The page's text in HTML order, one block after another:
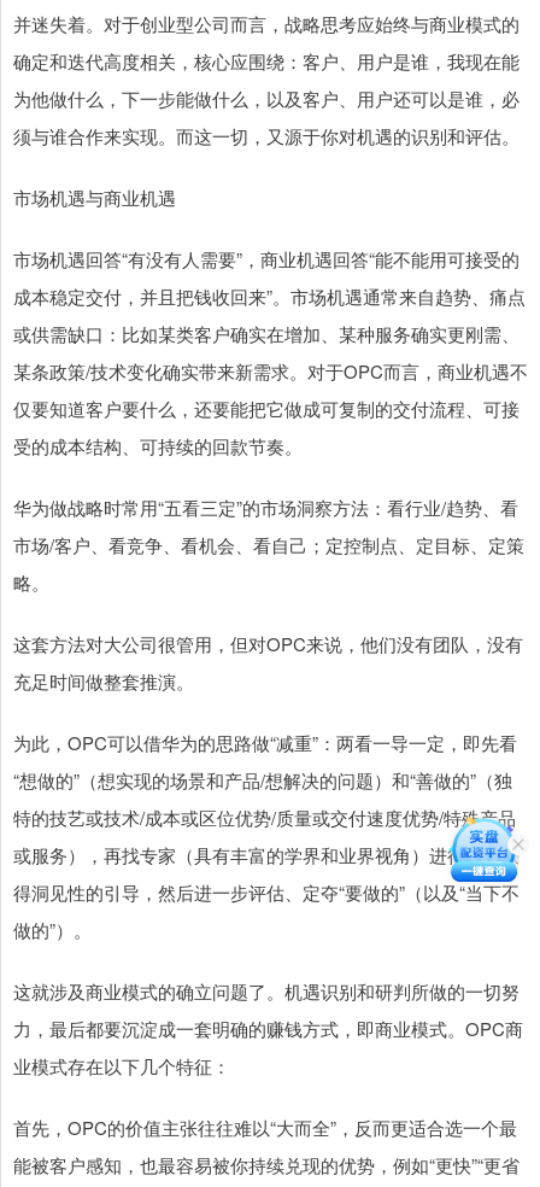
并迷失着。对于创业型公司而言，战略思考应始终与商业模式的
确定和迭代高度相关，核心应围绕：客户、用户是谁，我现在能
为他做什么，下一步能做什么，以及客户、用户还可以是谁，必
须与谁合作来实现。而这一切，又源于你对机遇的识别和评估。
市场机遇与商业机遇
市场机遇回答“有没有人需要”，商业机遇回答“能不能用可接受的
成本稳定交付，并且把钱收回来”。市场机遇通常来自趋势、痛点
或供需缺口：比如某类客户确实在增加、某种服务确实更刚需、
某条政策/技术变化确实带来新需求。对于OPC而言，商业机遇不
仅要知道客户要什么，还要能把它做成可复制的交付流程、可接
受的成本结构、可持续的回款节奏。
华为做战略时常用“五看三定”的市场洞察方法：看行业/趋势、看
市场/客户、看竞争、看机会、看自己；定控制点、定目标、定策
略。
这套方法对大公司很管用，但对OPC来说，他们没有团队，没有
充足时间做整套推演。
为此，OPC可以借华为的思路做“减重”：两看一导一定，即先看
“想做的”（想实现的场景和产品/想解决的问题）和“善做的”（独
特的技艺或技术/成本或区位优势/质量或交付速度优势/特殊产品
或服务），再找专家（具有丰富的学界和业界视角）进行讨论获
得洞见性的引导，然后进一步评估、定夺“要做的”（以及“当下不
做的”）。
这就涉及商业模式的确立问题了。机遇识别和研判所做的一切努
力，最后都要沉淀成一套明确的赚钱方式，即商业模式。OPC商
业模式存在以下几个特征：
首先，OPC的价值主张往往难以“大而全”，反而更适合选一个最
能被客户感知，也最容易被你持续兑现的优势，例如“更快”“更省